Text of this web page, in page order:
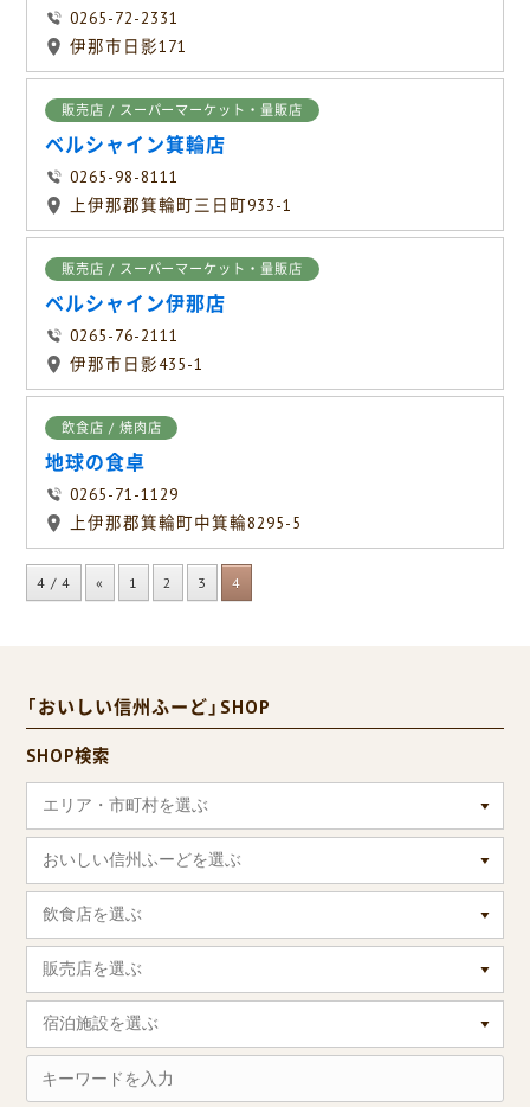
0265-72-2331
伊那市日影171
販売店 / スーパーマーケット・量販店
ベルシャイン箕輪店
0265-98-8111
上伊那郡箕輪町三日町933-1
販売店 / スーパーマーケット・量販店
ベルシャイン伊那店
0265-76-2111
伊那市日影435-1
飲食店 / 焼肉店
地球の食卓
0265-71-1129
上伊那郡箕輪町中箕輪8295-5
4 / 4 « 1 2 3 4
「おいしい信州ふーど」SHOP
SHOP検索
エリア・市町村を選ぶ
おいしい信州ふーどを選ぶ
飲食店を選ぶ
販売店を選ぶ
宿泊施設を選ぶ